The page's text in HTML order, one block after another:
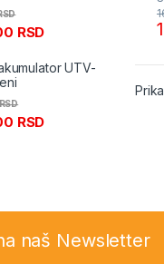
RSD
UTV-
RSD
naš Newsletter